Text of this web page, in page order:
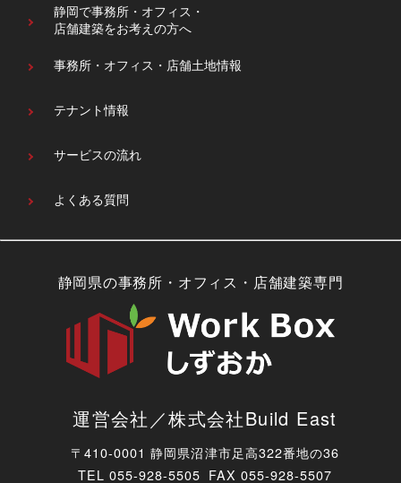
静岡で事務所・オフィス・
店舗建築をお考えの方へ
事務所・オフィス・ 店舗土地情報
テナント情報
サービスの流れ
よくある質問
静岡県の事務所・オフィス・店舗建築専門
運営会社／株式会社Build East
〒410-0001 静岡県沼津市足高322番地の36
TEL055-928-5505 FAX 055-928-5507